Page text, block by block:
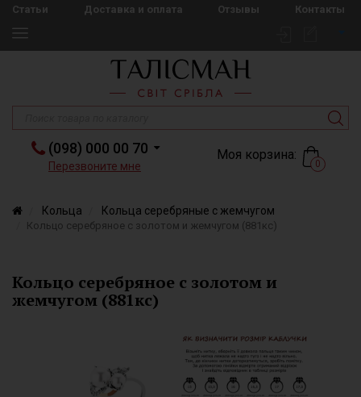
Статьи Доставка и оплата Отзывы Контакты
(098) 000 00 70
Перезвоните мне
Моя корзина:
0
Кольца Кольца серебряные с жемчугом
Кольцо серебряное с золотом и жемчугом (881кс)
Кольцо серебряное с золотом и
жемчугом (881кс)